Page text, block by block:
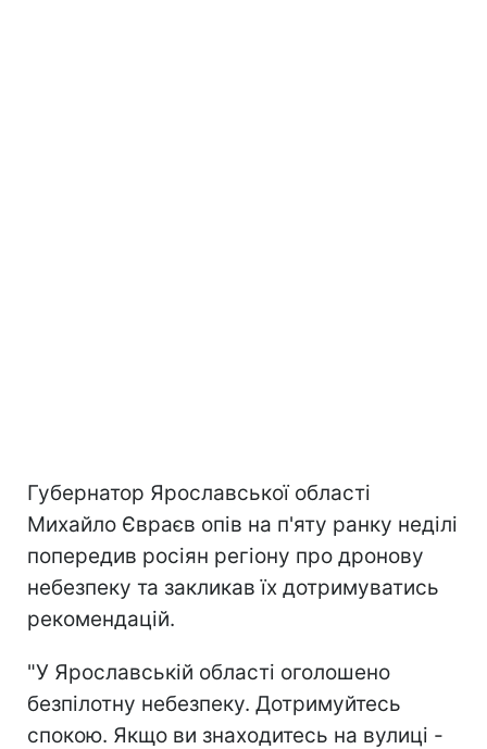
Губернатор Ярославської області
Михайло Євраєв опів на п'яту ранку неділі
попередив росіян регіону про дронову
небезпеку та закликав їх дотримуватись
рекомендацій.
"У Ярославській області оголошено
безпілотну небезпеку. Дотримуйтесь
спокою. Якщо ви знаходитесь на вулиці -